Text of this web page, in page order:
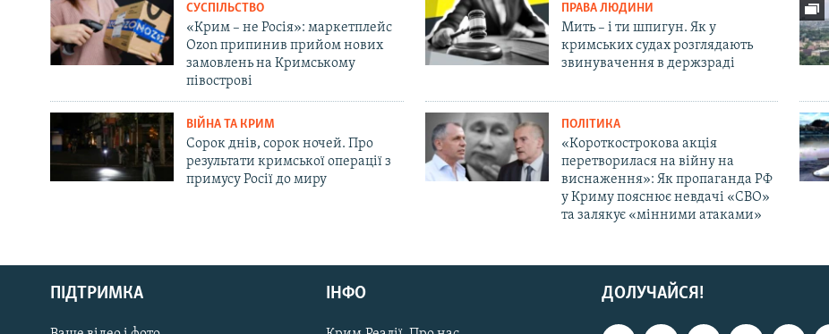
Русский
Qırımtatar
СУСПІЛЬСТВО
«Крим – не Росія»: маркетплейс
Ozon припинив прийом нових
замовлень на Кримському
півострові
ПРАВА ЛЮДИНИ
Мить – і ти шпигун. Як у
кримських судах розглядають
звинувачення в держзраді
ВІЙНА ТА КРИМ
Сорок днів, сорок ночей. Про
результати кримської операції з
примусу Росії до миру
ПОЛІТИКА
«Короткострокова акція
перетворилася на війну на
виснаження»: Як пропаганда РФ
у Криму пояснює невдачі «СВО»
та залякує «мінними атаками»
ДОЛУЧАЙСЯ!
ПІДТРИМКА ІНФО